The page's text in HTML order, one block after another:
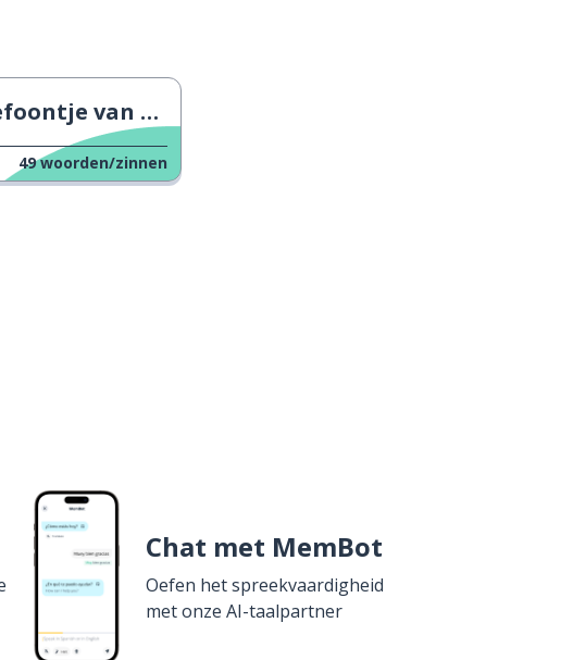
van mijn dochter
49 woorden/zinnen
Chat met MemBot
Oefen het spreekvaardigheid
met onze AI-taalpartner